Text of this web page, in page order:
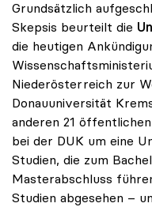
Grundsätzlich
Skepsis beurteilt die
die heutigen
Niederösterreich zur
Donauuniversität
anderen 21
bei der DUK um eine
Studien, die zum
Masterabschluss
Studien abgesehen –